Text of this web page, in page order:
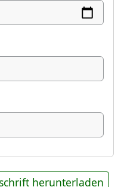
herunterladen